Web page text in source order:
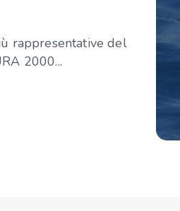
rappresentative del
2000...